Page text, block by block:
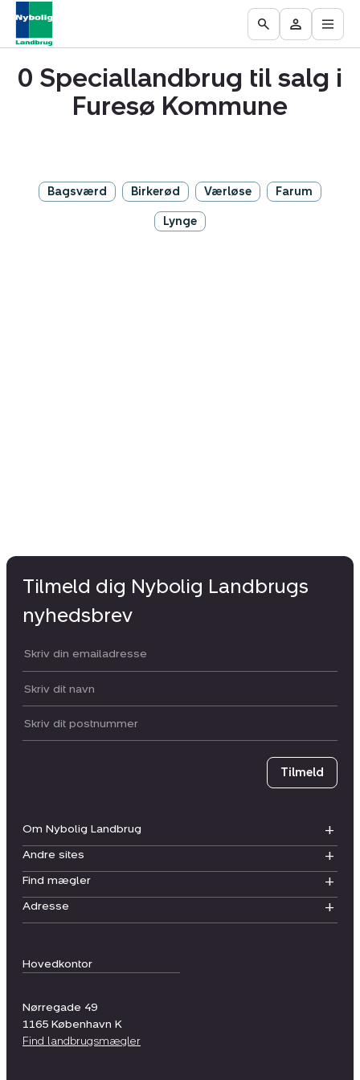
Ejendomme
til
Find
mægler
Få
vurderet
ejendom
Go
to
the
Search
page
Besøg
Mit
område
Åbn
0 Speciallandbrug til salg i
Furesø Kommune
Bagsværd Birkerød Værløse Farum
Lynge
Hovedkontor
Nørregade 49
1165 København K
Find landbrugsmægler
Om Nybolig Landbrug
Andre sites
Find mægler
Adresse
Tilmeld dig Nybolig Landbrugs
nyhedsbrev
Din email:
Dit navn:
Postnummer
Tilmeld